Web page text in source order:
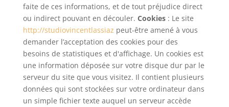
faite de ces informations, et de tout préjudice direct
ou indirect pouvant en découler. Cookies: Le site
http://studiovincentlassiaz peut-être amené à vous
demander l’acceptation des cookies pour des
besoins de statistiques et d'affichage. Un cookies est
une information déposée sur votre disque dur par le
serveur du site que vous visitez. Il contient plusieurs
données qui sont stockées sur votre ordinateur dans
un simple fichier texte auquel un serveur accède